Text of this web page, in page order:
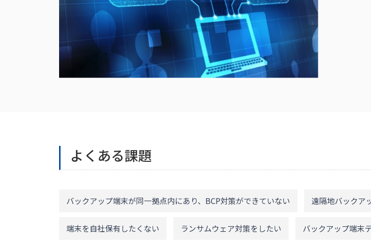
よくある課題
バックアップ端末が同一拠点内にあり、BCP対策ができていない 遠隔地バックア
端末を自社保有したくない ランサムウェア対策をしたい バックアップ端末